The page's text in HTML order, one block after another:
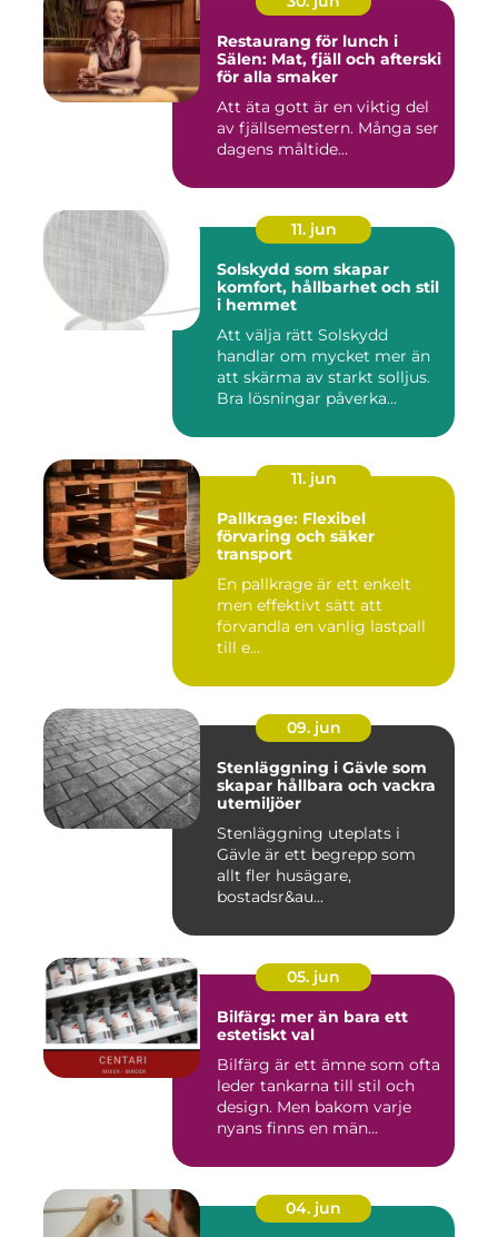
Restaurang för lunch i
Sälen: Mat, fjäll och afterski
för alla smaker
Att äta gott är en viktig del
av fjällsemestern. Många ser
dagens måltide...
11. jun
Solskydd som skapar
komfort, hållbarhet och stil
i hemmet
Att välja rätt Solskydd
handlar om mycket mer än
att skärma av starkt solljus.
Bra lösningar påverka...
11. jun
Pallkrage: Flexibel
förvaring och säker
transport
En pallkrage är ett enkelt
men effektivt sätt att
förvandla en vanlig lastpall
till e...
09. jun
Stenläggning i Gävle som
skapar hållbara och vackra
utemiljöer
Stenläggning uteplats i
Gävle är ett begrepp som
allt fler husägare,
bostadsr&au...
05. jun
Bilfärg: mer än bara ett
estetiskt val
Bilfärg är ett ämne som ofta
leder tankarna till stil och
design. Men bakom varje
nyans finns en män...
04. jun